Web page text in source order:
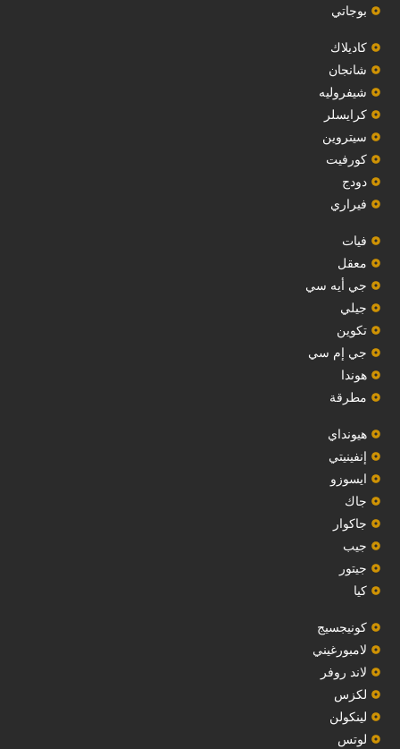
بوجاتي
كاديلاك
‏شانجان‏
شيفروليه
‏كرايسلر‏
سيتروين
‏كورفيت‏
دودج
فيراري
فيات
معقل
‏جي أيه سي‏
جيلي
‏تكوين‏
جي إم سي
هوندا
مطرقة
هيونداي
إنفينيتي
‏ايسوزو‏
‏جاك‏
جاكوار
جيب
‏جيتور‏
كيا
‏كونيجسيج‏
لامبورغيني
لاند روفر
لكزس
لينكولن
‏لوتس‏